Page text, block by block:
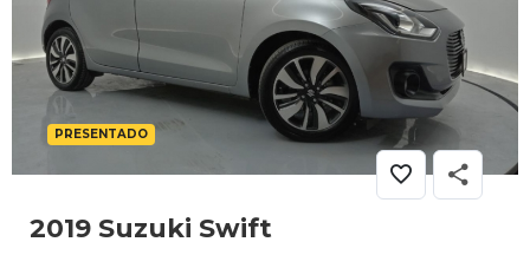
PRESENTADO
2019 Suzuki Swift